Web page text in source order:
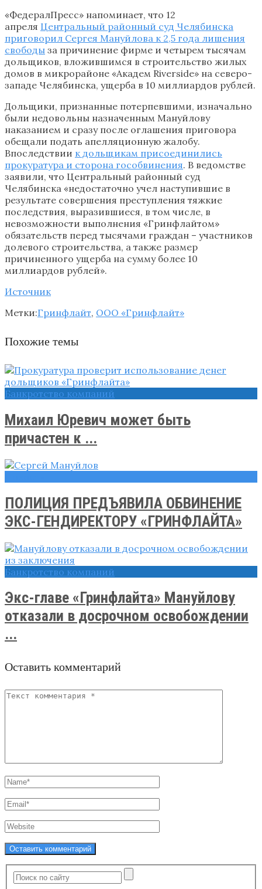
«ФедералПресс» напоминает, что 12
апреля Центральный районный суд Челябинска
приговорил Сергея Мануйлова к 2,5 года лишения
свободы за причинение фирме и четырем тысячам
дольщиков, вложившимся в строительство жилых
домов в микрорайоне «Академ Riverside» на северо-
западе Челябинска, ущерба в 10 миллиардов рублей.
Дольщики, признанные потерпевшими, изначально
были недовольны назначенным Мануйлову
наказанием и сразу после оглашения приговора
обещали подать апелляционную жалобу.
Впоследствии к дольщикам присоединились
прокуратура и сторона гособвинения. В ведомстве
заявили, что Центральный районный суд
Челябинска «недостаточно учел наступившие в
результате совершения преступления тяжкие
последствия, выразившиеся, в том числе, в
невозможности выполнения «Гринфлайтом»
обязательств перед тысячами граждан – участников
долевого строительства, а также размер
причиненного ущерба на сумму более 10
миллиардов рублей».
Источник
Метки:Гринфлайт, ООО «Гринфлайт»
Похожие темы
Банкротство компаний
Михаил Юревич может быть
причастен к ...
ПОЛИЦИЯ ПРЕДЪЯВИЛА ОБВИНЕНИЕ
ЭКС-ГЕНДИРЕКТОРУ «ГРИНФЛАЙТА»
Банкротство компаний
Экс-главе «Гринфлайта» Мануйлову
отказали в досрочном освобождении
...
Оставить комментарий